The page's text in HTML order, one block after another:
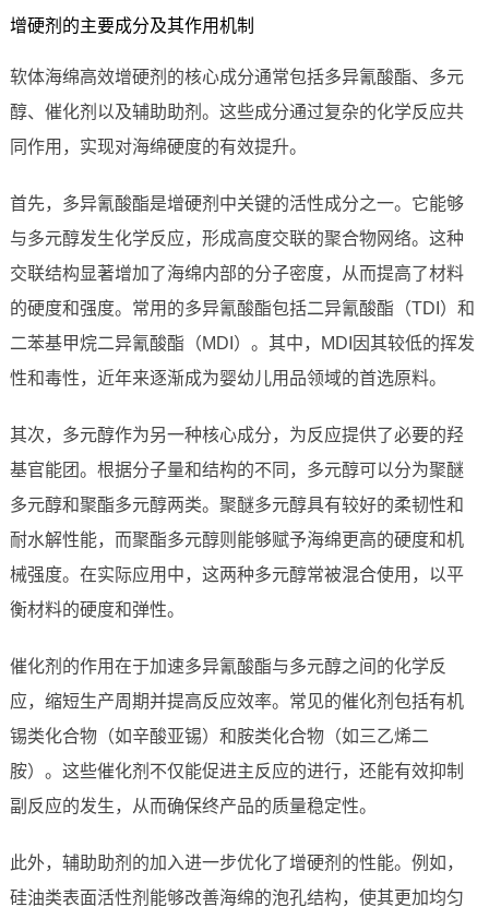
增硬剂的主要成分及其作用机制
软体海绵高效增硬剂的核心成分通常包括多异氰酸酯、多元
醇、催化剂以及辅助助剂。这些成分通过复杂的化学反应共
同作用，实现对海绵硬度的有效提升。
首先，多异氰酸酯是增硬剂中关键的活性成分之一。它能够
与多元醇发生化学反应，形成高度交联的聚合物网络。这种
交联结构显著增加了海绵内部的分子密度，从而提高了材料
的硬度和强度。常用的多异氰酸酯包括二异氰酸酯（TDI）和
二苯基甲烷二异氰酸酯（MDI）。其中，MDI因其较低的挥发
性和毒性，近年来逐渐成为婴幼儿用品领域的首选原料。
其次，多元醇作为另一种核心成分，为反应提供了必要的羟
基官能团。根据分子量和结构的不同，多元醇可以分为聚醚
多元醇和聚酯多元醇两类。聚醚多元醇具有较好的柔韧性和
耐水解性能，而聚酯多元醇则能够赋予海绵更高的硬度和机
械强度。在实际应用中，这两种多元醇常被混合使用，以平
衡材料的硬度和弹性。
催化剂的作用在于加速多异氰酸酯与多元醇之间的化学反
应，缩短生产周期并提高反应效率。常见的催化剂包括有机
锡类化合物（如辛酸亚锡）和胺类化合物（如三乙烯二
胺）。这些催化剂不仅能促进主反应的进行，还能有效抑制
副反应的发生，从而确保终产品的质量稳定性。
此外，辅助助剂的加入进一步优化了增硬剂的性能。例如，
硅油类表面活性剂能够改善海绵的泡孔结构，使其更加均匀